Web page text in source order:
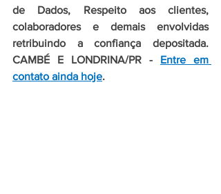
de Dados, Respeito aos clientes,
colaboradores e demais envolvidas
retribuindo a confiança depositada.
CAMBÉ E LONDRINA/PR - Entre em
contato ainda hoje.